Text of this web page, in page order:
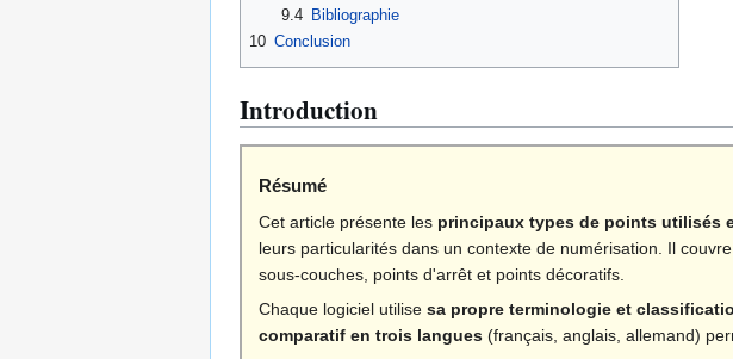
9.4
Bibliographie
10 Conclusion
Introduction
Résumé
Cet article présente les principaux types de points utilisés
leurs particularités dans un contexte de numérisation. Il
sous-couches, points d'arrêt et points décoratifs.
Chaque logiciel utilise sa propre terminologie et
comparatif en trois langues (français, anglais, allemand)